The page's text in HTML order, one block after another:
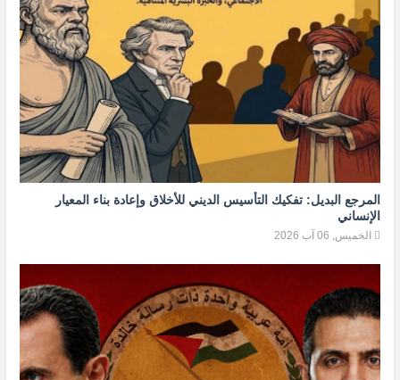
المرجع البديل: تفكيك التأسيس الديني للأخلاق وإعادة بناء المعيار
الإنساني
الخميس, 06 آب 2026